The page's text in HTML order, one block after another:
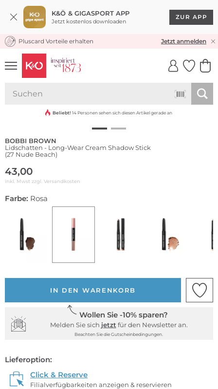
K&Ö & GIGASPORT APP
Jetzt kostenlos downloaden
ZUR APP
KOSTENLOSER VERSAND* & RÜCKVERSAND
Pluscard Vorteile erhalten Jetzt anmelden
UNSERE APP
CLICK &
Wasserfest
Beliebt! 14 Personen sehen sich diesen Artikel gerade an
BOBBI BROWN
Lidschatten - Long-Wear Cream Shadow Stick
(27 Nude Beach)
43,00
inkl. Mwst zzgl. Versandkosten
Farbe: Rosa
IN DEN WARENKORB
Wollen Sie -10% sparen?
Melden Sie sich jetzt für den Newsletter an.
Beachten Sie die Gutscheinbedingungen.
Lieferoption:
Click & Reserve
Filialverfügbarkeiten anzeigen & reservieren